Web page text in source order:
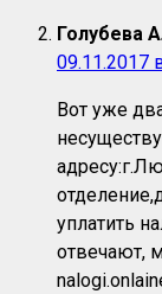
Голубева
09.11.2017
Вот уже
уплатить
отвечают,